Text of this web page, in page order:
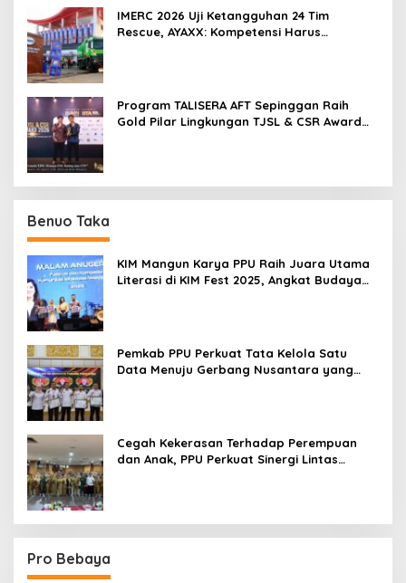
IMERC 2026 Uji Ketangguhan 24 Tim
Rescue, AYAXX: Kompetensi Harus
Program TALISERA AFT Sepinggan Raih
Gold Pilar Lingkungan TJSL & CSR Award
Benuo Taka
KIM Mangun Karya PPU Raih Juara Utama
Literasi di KIM Fest 2025, Angkat Budaya
Pemkab PPU Perkuat Tata Kelola Satu
Data Menuju Gerbang Nusantara yang
Cegah Kekerasan Terhadap Perempuan
dan Anak, PPU Perkuat Sinergi Lintas
Pro Bebaya